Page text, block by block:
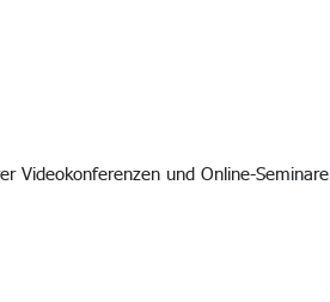
Videokonferenzen und Online-Seminare